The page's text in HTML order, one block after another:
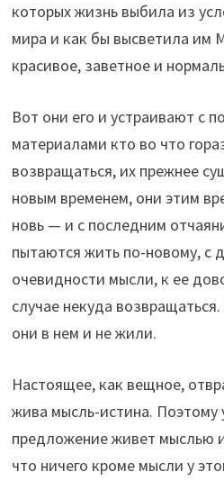
которых жизнь выбила из
мира и как бы высветила
красивое, заветное и
Вот они его и устраивают с
материалами кто во что
возвращаться, их прежнее
новым временем, они этим
новь — и с последним
пытаются жить по-новому, с
очевидности мысли, к ее
случае некуда
они в нем и не жили.
Настоящее, как вещное,
жива мысль-истина. Поэтому
предложение живет мыслью
что ничего кроме мысли у